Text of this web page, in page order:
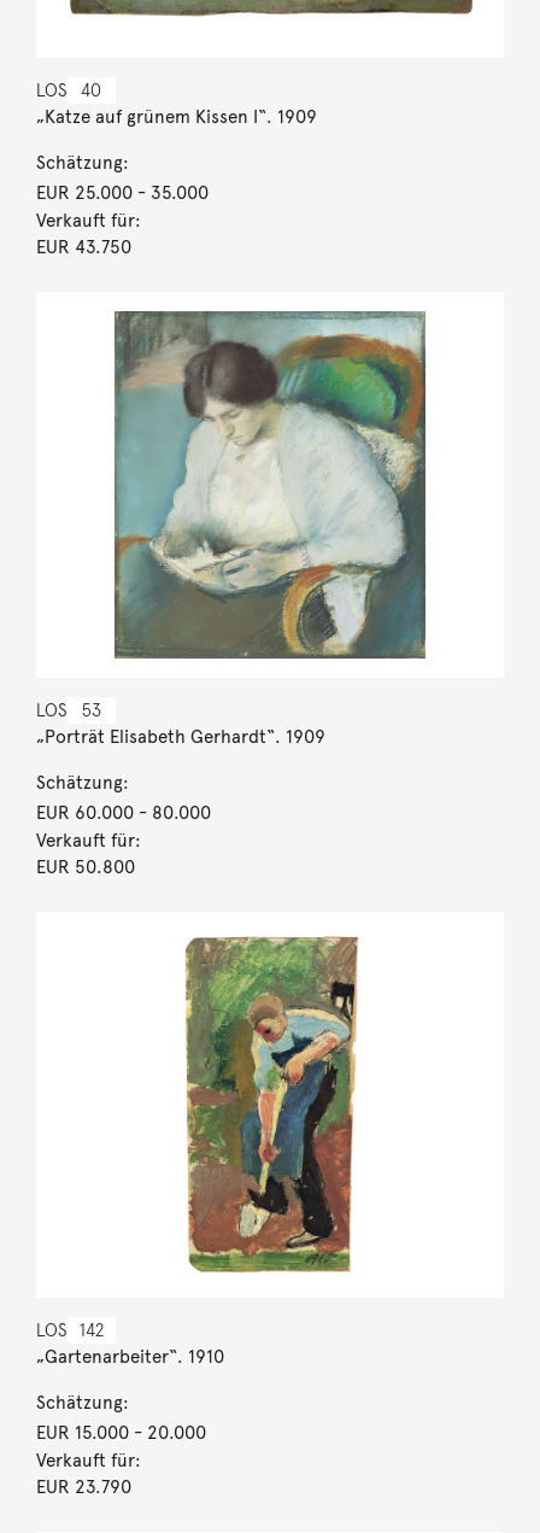
LOS 40
„Katze auf grünem Kissen I“. 1909
Schätzung:
EUR 25.000- 35.000
Verkauft für:
EUR 43.750
LOS 53
„Porträt Elisabeth Gerhardt“. 1909
Schätzung:
EUR 60.000- 80.000
Verkauft für:
EUR 50.800
LOS 142
„Gartenarbeiter“. 1910
Schätzung:
EUR 15.000- 20.000
Verkauft für:
EUR 23.790